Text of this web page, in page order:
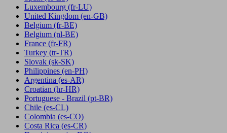
Luxembourg (fr-LU)
United Kingdom (en-GB)
Belgium (fr-BE)
Belgium (nl-BE)
France (fr-FR)
Turkey (tr-TR)
Slovak (sk-SK)
Philippines (en-PH)
Argentina (es-AR)
Croatian (hr-HR)
Portuguese - Brazil (pt-BR)
Chile (es-CL)
Colombia (es-CO)
Costa Rica (es-CR)